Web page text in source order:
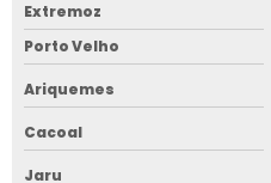
Extremoz
Porto Velho
Ariquemes
Cacoal
Jaru